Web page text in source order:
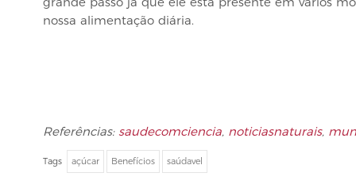
nossa alimentação diária.
Referências:saudecomciencia, noticiasnaturais,
Tags açúcar Benefícios saúdavel